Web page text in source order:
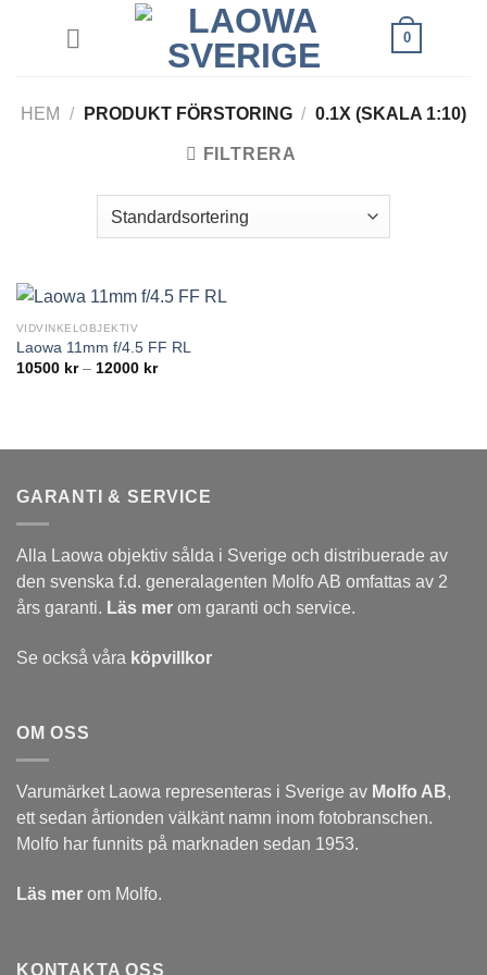
0
HEM / PRODUKT FÖRSTORING / 0.1X (SKALA 1:10)
FILTRERA
VIDVINKELOBJEKTIV
Laowa 11mm f/4.5 FF RL
10500 kr – 12000 krPrisintervall:
GARANTI & SERVICE
Alla Laowa objektiv sålda i Sverige och distribuerade av
den svenska f.d. generalagenten Molfo AB omfattas av 2
års garanti. Läs mer om garanti och service.
Se också våra köpvillkor
OM OSS
Varumärket Laowa representeras i Sverige av Molfo AB,
ett sedan årtionden välkänt namn inom fotobranschen.
Molfo har funnits på marknaden sedan 1953.
Läs mer om Molfo.
KONTAKTA OSS